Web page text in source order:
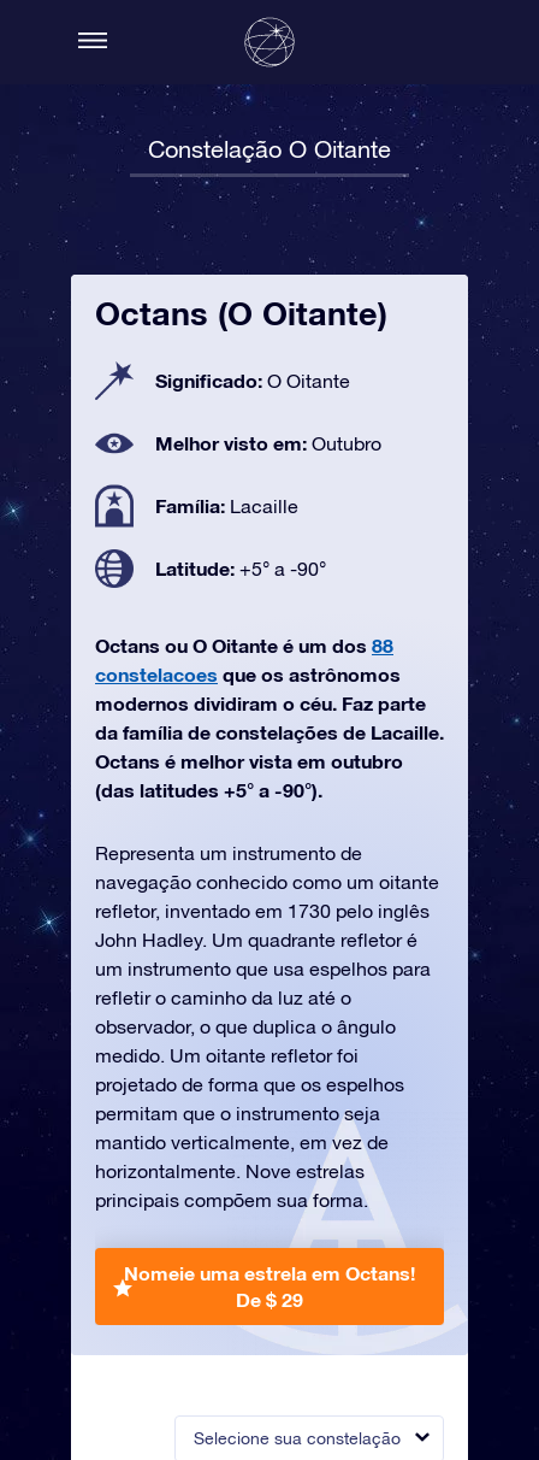
Constelação O Oitante
Selecione sua constelação
Octans (O Oitante)
Significado: O Oitante
Melhor visto em: Outubro
Família: Lacaille
Latitude: +5° a -90°
Octans ou O Oitante é um dos 88
constelacoes que os astrônomos
modernos dividiram o céu. Faz parte
da família de constelações de Lacaille.
Octans é melhor vista em outubro
(das latitudes +5° a -90°).
Representa um instrumento de
navegação conhecido como um oitante
refletor, inventado em 1730 pelo inglês
John Hadley. Um quadrante refletor é
um instrumento que usa espelhos para
refletir o caminho da luz até o
observador, o que duplica o ângulo
medido. Um oitante refletor foi
projetado de forma que os espelhos
permitam que o instrumento seja
mantido verticalmente, em vez de
horizontalmente. Nove estrelas
principais compõem sua forma.
Nomeie uma estrela em Octans!
De $ 29